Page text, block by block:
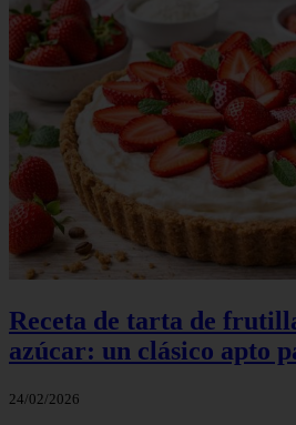
Receta de tarta de
azúcar: un clásico apto
24/02/2026